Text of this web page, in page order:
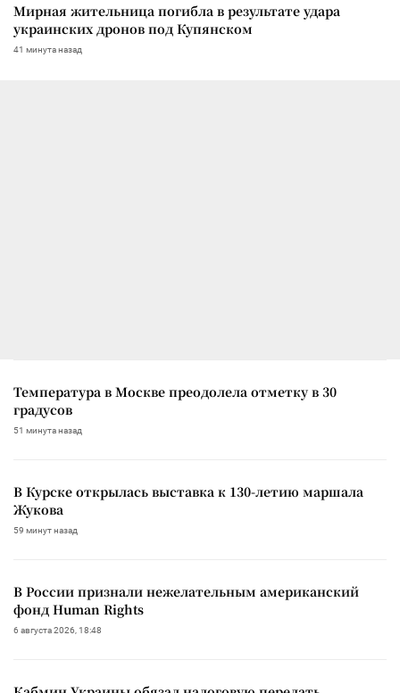
Мирная жительница погибла в результате удара
украинских дронов под Купянском
41 минута назад
Температура в Москве преодолела отметку в 30
градусов
51 минута назад
В Курске открылась выставка к 130-летию маршала
Жукова
59 минут назад
В России признали нежелательным американский
фонд Human Rights
6 августа 2026, 18:48